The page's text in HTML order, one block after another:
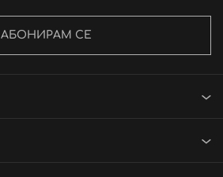
АБОНИРАМ СЕ